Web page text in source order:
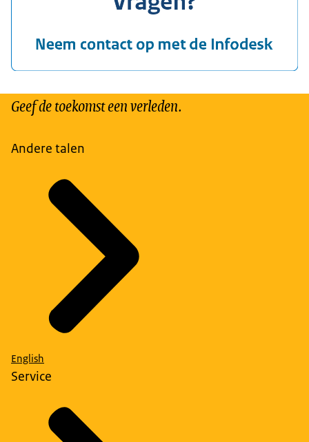
Geef de toekomst een verleden.
Andere talen
English
Service